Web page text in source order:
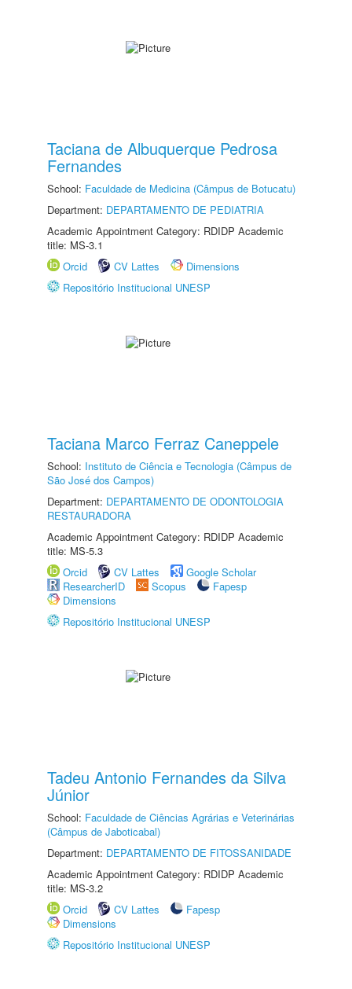
Taciana de Albuquerque Pedrosa
Fernandes
School: Faculdade de Medicina (Câmpus de Botucatu)
Department: DEPARTAMENTO DE PEDIATRIA
Academic Appointment Category: RDIDP Academic
title: MS-3.1
Orcid
CV Lattes
Dimensions
Repositório Institucional UNESP
Taciana Marco Ferraz Caneppele
School: Instituto de Ciência e Tecnologia (Câmpus de
São José dos Campos)
Department: DEPARTAMENTO DE ODONTOLOGIA
RESTAURADORA
Academic Appointment Category: RDIDP Academic
title: MS-5.3
Orcid
CV Lattes
Google Scholar
ResearcherID
Scopus
Fapesp
Dimensions
Repositório Institucional UNESP
Tadeu Antonio Fernandes da Silva
Júnior
School: Faculdade de Ciências Agrárias e Veterinárias
(Câmpus de Jaboticabal)
Department: DEPARTAMENTO DE FITOSSANIDADE
Academic Appointment Category: RDIDP Academic
title: MS-3.2
Orcid
CV Lattes
Fapesp
Dimensions
Repositório Institucional UNESP